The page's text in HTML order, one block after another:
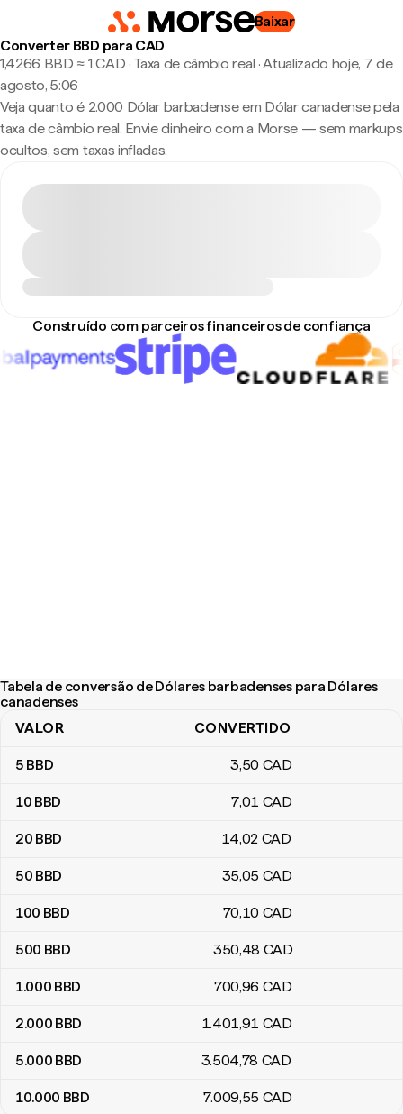
Baixar
Converter BBD para CAD
1,4266 BBD ≈ 1 CAD · Taxa de câmbio real ·Atualizado hoje, 7 de
agosto, 5:06
Veja quanto é 2.000 Dólar barbadense em Dólar canadense pela
taxa de câmbio real. Envie dinheiro com a Morse — sem markups
ocultos, sem taxas infladas.
Construído com parceiros financeiros de confiança
Tabela de conversão de Dólares barbadenses para Dólares
canadenses
Tabela de conversão de Dólares barbadenses para Dólares
VALOR CONVERTIDO
5 BBD 3,50 CAD
10 BBD 7,01 CAD
20 BBD 14,02 CAD
50 BBD 35,05 CAD
100 BBD 70,10 CAD
500 BBD 350,48 CAD
1.000 BBD 700,96 CAD
2.000 BBD 1.401,91 CAD
5.000 BBD 3.504,78 CAD
10.000 BBD 7.009,55 CAD